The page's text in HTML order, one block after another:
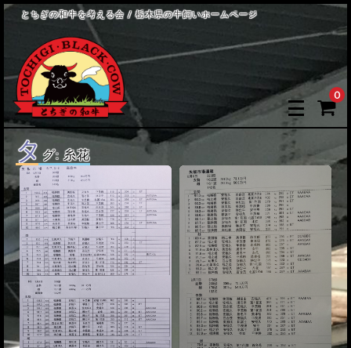
とちぎの和牛を考える会 / 栃木県の牛飼いホームページ
0
タ グ:糸花